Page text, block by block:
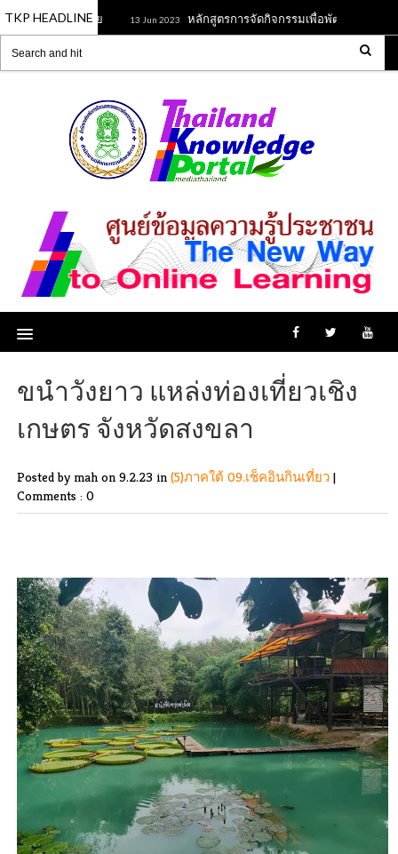
TKP HEADLINE
าการเด็กปฐมวัย 13 Jun 2023 หลักสูตรการจัดกิจกรรมเพื่อพัฒนาสมองเด็กป
ขนำวังยาว แหล่งท่องเที่ยวเชิง
เกษตร จังหวัดสงขลา
Posted by mah on 9.2.23 in (5)ภาคใต้ 09.เช็คอินกินเที่ยว |
Comments : 0